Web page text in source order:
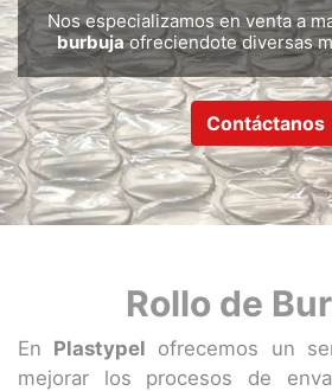
Nos especializamos en venta a
burbujaofreciendote diversas
Contáctanos
Rollo de
En Plastypel ofrecemos un
mejorar los procesos de